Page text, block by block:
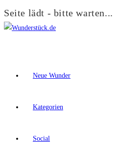
Seite lädt - bitte warten...
Zum
Neue Wunder
Kategorien
Social